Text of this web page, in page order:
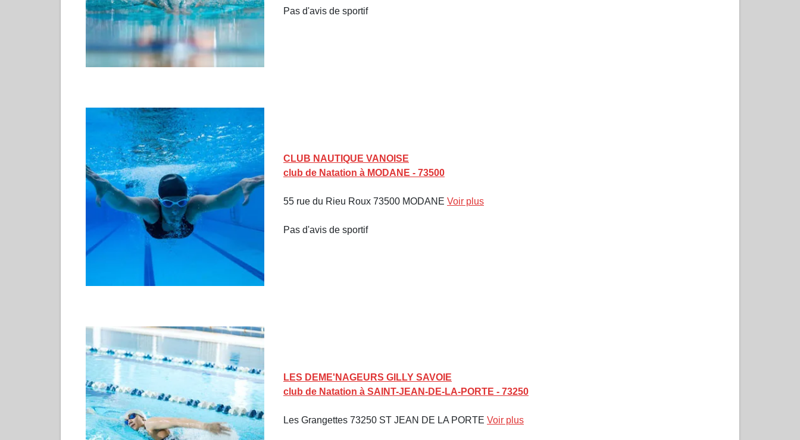
Pas d'avis de sportif
CLUB NAUTIQUE VANOISE
club de Natation à MODANE - 73500
55 rue du Rieu Roux 73500 MODANE Voir plus
Pas d'avis de sportif
LES DEME'NAGEURS GILLY SAVOIE
club de Natation à SAINT-JEAN-DE-LA-PORTE - 73250
Les Grangettes 73250 ST JEAN DE LA PORTE Voir plus